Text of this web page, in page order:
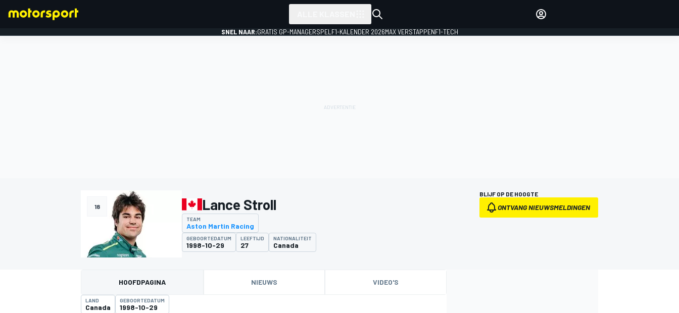
SNEL NAAR:GRATIS GP-MANAGERSPEL F1-KALENDER 2026MAX VERSTAPPENF1-TECH
18 Lance Stroll
TEAM
Aston Martin Racing
GEBOORTEDATUM
1998-10-29
LEEFTIJD
27
NATIONALITEIT
Canada
BLIJF OP DE HOOGTE
ONTVANG NIEUWSMELDINGEN
HOOFDPAGINA NIEUWS VIDEO'S
LAND
Canada
GEBOORTEDATUM
1998-10-29